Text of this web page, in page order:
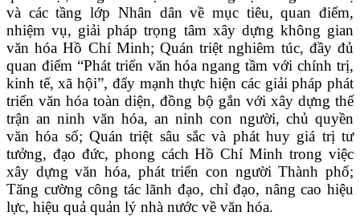
và các tầng lớp Nhân dân về mục tiêu, quan điểm,
nhiệm vụ, giải pháp trọng tâm xây dựng không gian
văn hóa Hồ Chí Minh; Quán triệt nghiêm túc, đầy đủ
quan điểm “Phát triển văn hóa ngang tầm với chính trị,
kinh tế, xã hội”, đẩy mạnh thực hiện các giải pháp phát
triển văn hóa toàn diện, đồng bộ gắn với xây dựng thế
trận an ninh văn hóa, an ninh con người, chủ quyền
văn hóa số; Quán triệt sâu sắc và phát huy giá trị tư
tưởng, đạo đức, phong cách Hồ Chí Minh trong việc
xây dựng văn hóa, phát triển con người Thành phố;
Tăng cường công tác lãnh đạo, chỉ đạo, nâng cao hiệu
lực, hiệu quả quản lý nhà nước về văn hóa.